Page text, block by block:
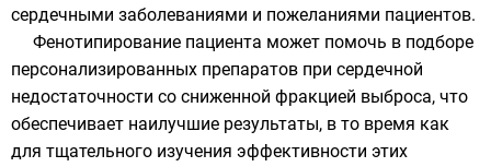
сердечными заболеваниями и пожеланиями пациентов.
Фенотипирование пациента может помочь в подборе
персонализированных препаратов при сердечной
недостаточности со сниженной фракцией выброса, что
обеспечивает наилучшие результаты, в то время как
для тщательного изучения эффективности этих